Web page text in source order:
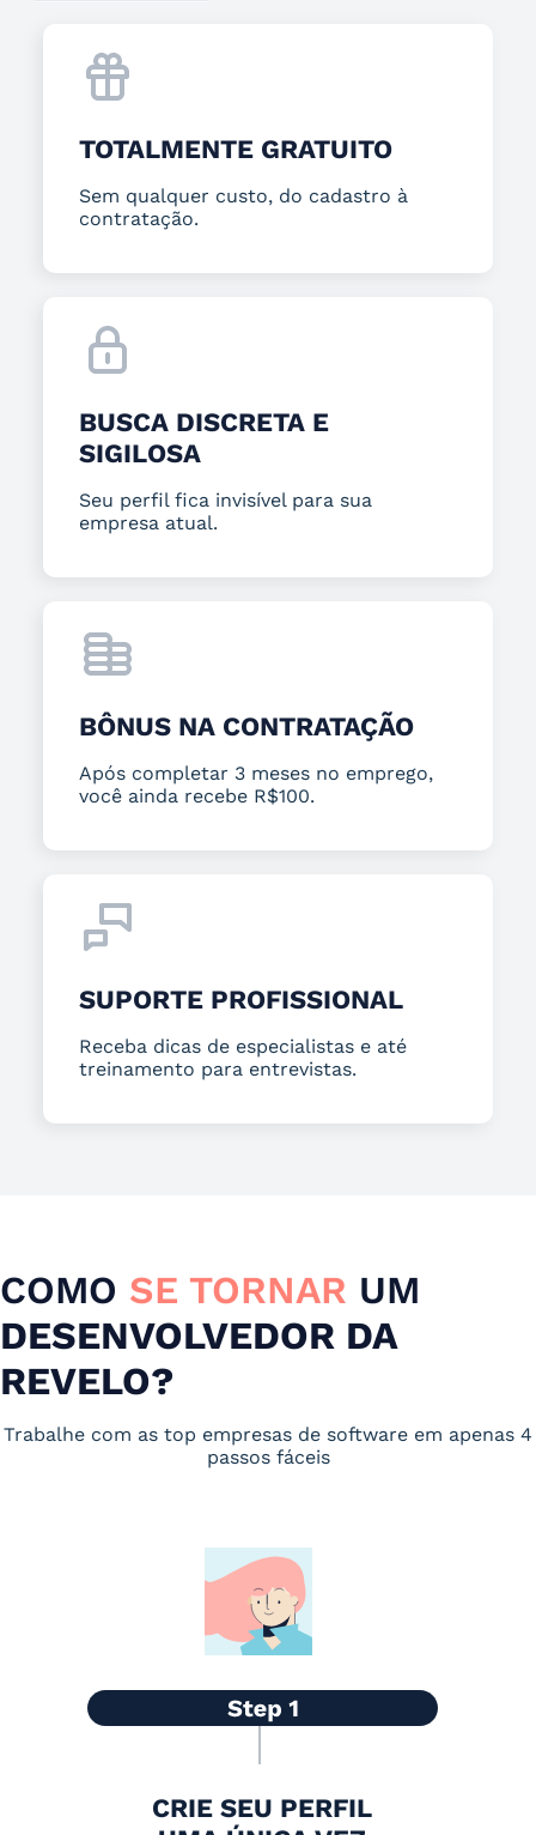
TOTALMENTE GRATUITO
Sem qualquer custo, do cadastro à
contratação.
BUSCA DISCRETA E
SIGILOSA
Seu perfil fica invisível para sua
empresa atual.
BÔNUS NA CONTRATAÇÃO
Após completar 3 meses no emprego,
você ainda recebe R$100.
SUPORTE PROFISSIONAL
Receba dicas de especialistas e até
treinamento para entrevistas.
COMO SE TORNAR UM
DESENVOLVEDOR DA
REVELO?
Trabalhe com as top empresas de software em apenas 4
passos fáceis
CRIE SEU PERFIL